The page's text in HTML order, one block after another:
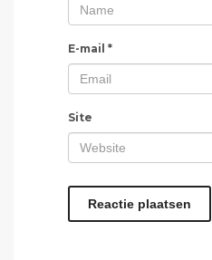
E-mail *
Site